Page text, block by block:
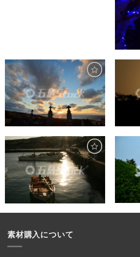
素材購入について